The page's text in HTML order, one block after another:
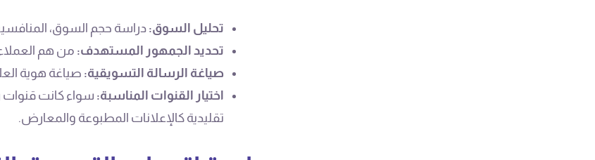
تحليل السوق: دراسة حجم السوق،
تحديد الجمهور المستهدف: من هم العملاء
صياغة الرسالة التسويقية: صياغة هوية
اختيار القنوات المناسبة: سواء كانت قنوات
تقليدية كالإعلانات المطبوعة والمعارض.